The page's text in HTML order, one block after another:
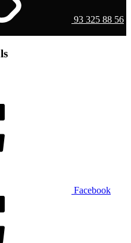
93 325 88 56
Facebook